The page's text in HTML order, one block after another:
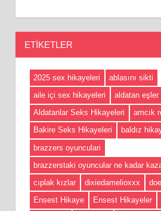
ETIKETLER
2025 sex hikayeleri
ablasını sikti
aile içi sex hikayeleri
aldatan eşler
Aldatanlar Seks Hikayeleri
amcık
Bakire Seks Hikayeleri
baldız
brazzers oyunculari
brazzerstaki oyuncular ne kadar
cıplak kızlar
dixiedamelioxxx
Ensest Hikaye
Ensest Hikayeler